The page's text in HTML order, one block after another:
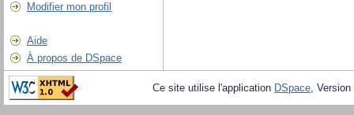
Modifier mon profil
Aide
À propos de DSpace
Ce site utilise l'application DSpace,